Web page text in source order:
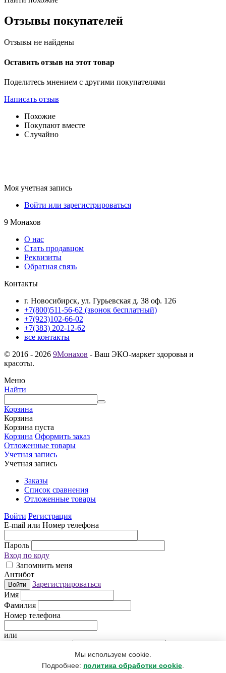
Мы используем cookie.
Подробнее: политика обработки cookie
Отзывы покупателей
Отзывы не найдены
Оставить отзыв на этот товар
Поделитесь мнением с другими покупателями
Написать отзыв
Похожие
Покупают вместе
Случайно
Моя учетная запись
Войти или зарегистрироваться
9 Монахов
О нас
Стать продавцом
Реквизиты
Обратная связь
Контакты
г. Новосибирск, ул. Гурьевская д. 38 оф. 126
+7(800)511-56-62 (звонок бесплатный)
+7(923)102-66-02
+7(383) 202-12-62
все контакты
© 2016 - 2026 9Монахов - Ваш ЭКО-маркет здоровья и
красоты.
Меню
Найти
Корзина
Корзина
Корзина пуста
Корзина Оформить заказ
Отложенные товары
Учетная запись
Учетная запись
Заказы
Список сравнения
Отложенные товары
Войти Регистрация
E-mail или Номер телефона
Пароль
Вход по коду
Запомнить меня
Антибот
Войти
Зарегистрироваться
Имя
Фамилия
Номер телефона
или